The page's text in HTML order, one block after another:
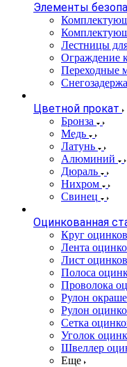
Элементы
Лестницы
Ограждение
Переходные
Цветной прокат
Бронза
Медь
Латунь
Алюминий
Дюраль
Нихром
Свинец
Оцинкованная
Круг
Лента
Лист
Полоса
Проволока
Рулон
Рулон
Сетка
Уголок
Швеллер
Еще